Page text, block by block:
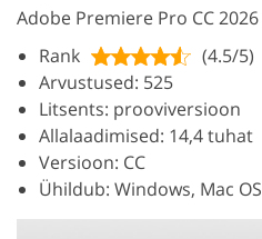
Adobe Premiere Pro CC 2026
Rank
(4.5/5)
Arvustused: 525
Litsents: prooviversioon
Allalaadimised: 14,4 tuhat
Versioon: CC
Ühildub: Windows, Mac OS